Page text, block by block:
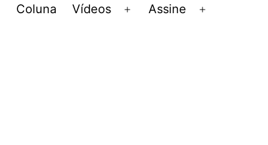
Abrir
Coluna Vídeos
Abrir
Assine